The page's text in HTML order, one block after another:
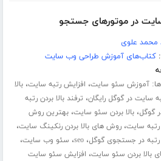
در موتورهای جستجو
محمد علوی
کتاب‌های آموزش طراحی وب سایت
آموزش سئو سایت، افزایش رتبه سایت،بالا
سایت در گوگل رایگان، ترفند بالا بردن رتبه
گوگل،بالا بردن سئو سایت،بهترین روش
رتبه سایت،روش های بالا بردن رنکینگ سایت،
رتبه در جستجوی گوگل،seo، سئو وب سایت،
بالا بردن سئو سایت، افزایش سئو سایت